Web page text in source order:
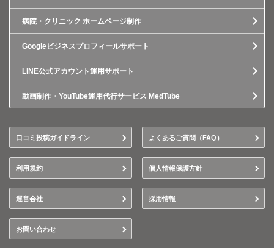
病院・クリニック ホームページ制作
Googleビジネスプロフィールサポート
LINE公式アカウント運用サポート
動画制作・YouTube運用代行サービス MedTube
口コミ投稿ガイドライン よくあるご質問（FAQ）
利用規約 個人情報保護方針
運営会社 採用情報
お問い合わせ